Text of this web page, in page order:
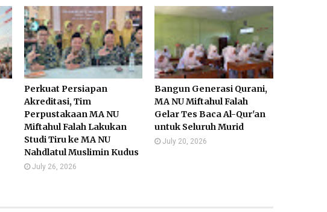
Perkuat Persiapan
Akreditasi, Tim
Perpustakaan MA NU
Miftahul Falah Lakukan
Studi Tiru ke MA NU
Nahdlatul Muslimin Kudus
July 26, 2026
Bangun Generasi Qurani,
MA NU Miftahul Falah
Gelar Tes Baca Al-Qur'an
untuk Seluruh Murid
July 20, 2026